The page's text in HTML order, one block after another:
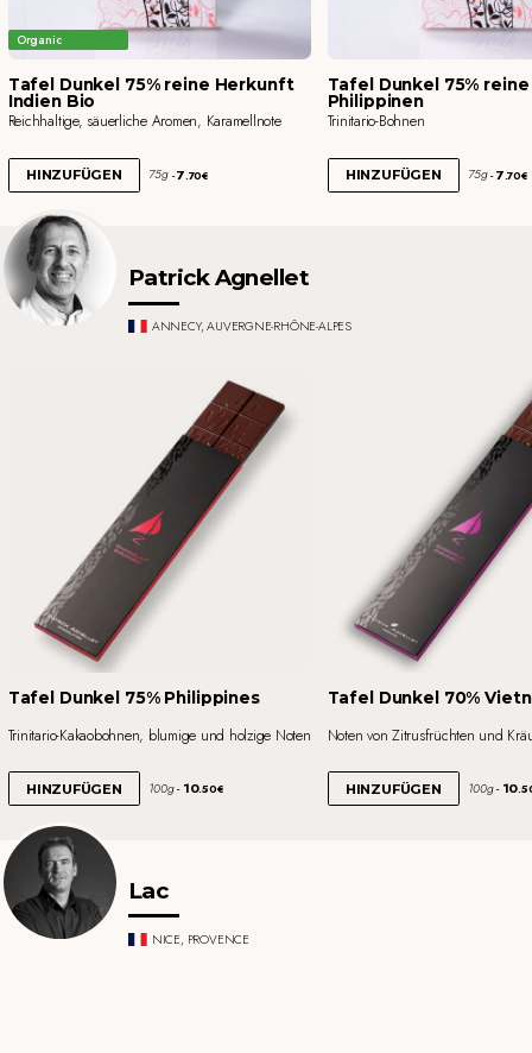
Organic
Tafel Dunkel 75% reine Herkunft
Indien Bio
Reichhaltige, säuerliche Aromen, Karamellnote
HINZUFÜGEN 75g 7.70€
Tafel Dunkel 75%
Philippinen
Trinitario-Bohnen
HINZUFÜGEN 75g 7.70€
Patrick Agnellet
ANNECY, AUVERGNE-RHÔNE-ALPES
Tafel Dunkel 75% Philippines
Trinitario-Kakaobohnen, blumige und holzige Noten
HINZUFÜGEN 100g 10.50€
Tafel Dunkel 70%
Noten von Zitrusfrüchten und
HINZUFÜGEN 100g 10
Lac
NICE, PROVENCE